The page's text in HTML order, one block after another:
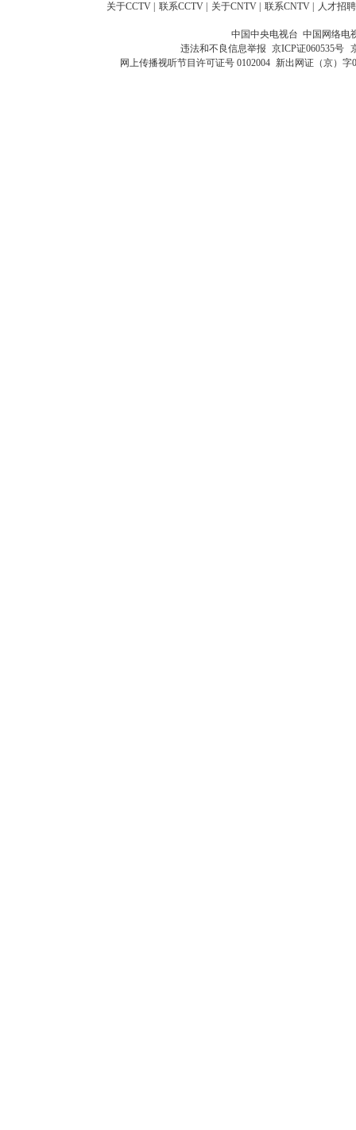
关于CCTV 联系CCTV 关于CNTV 联系CNTV 人才招聘
中国中央电视台 中国网络电
违法和不良信息举报 京ICP证060535号
网上传播视听节目许可证号 0102004 新出网证（京）